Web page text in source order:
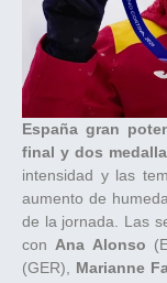
España gran
final y dos
intensidad y las
aumento de
de la jornada. Las
con Ana Alonso
(GER), Marianne